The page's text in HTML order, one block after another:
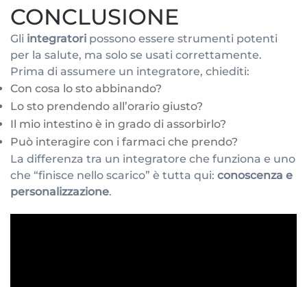
CONCLUSIONE
Gli integratori possono essere strumenti potenti
per la salute, ma solo se usati correttamente.
Prima di assumere un integratore, chiediti:
Con cosa lo sto abbinando?
Lo sto prendendo all’orario giusto?
Il mio intestino è in grado di assorbirlo?
Può interagire con i farmaci che prendo?
La differenza tra un integratore che funziona e uno
che “finisce nello scarico” è tutta qui: conoscenza e
personalizzazione.